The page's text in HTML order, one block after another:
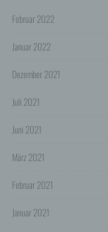
Februar 2022
Januar 2022
Dezember 2021
Juli 2021
Juni 2021
März 2021
Februar 2021
Januar 2021
Stand der Technik,
Vorschriften der
Daten gegen
Anbietern
genannter Sitz im
dass ein
Drittstaaten erfolgt
vorausgesetzte
3. Verarbeitung
Die